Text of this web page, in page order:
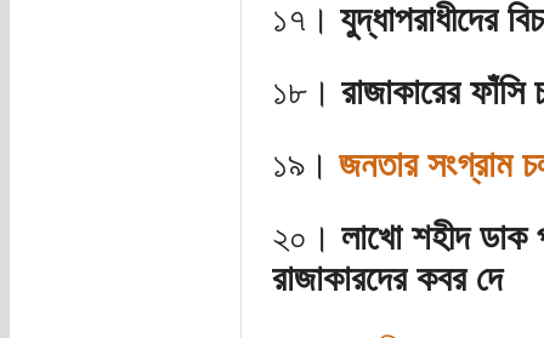
১৭। যুদ্ধাপরাধীদের
১৮। রাজাকারের ফাঁসি
১৯। জনতার সংগ্রাম
২০। লাখো শহীদ ডাক
রাজাকারদের কবর দে